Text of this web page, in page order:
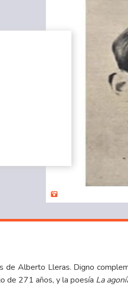
Alberto Lleras. Digno
de 271 años, y la poesía La